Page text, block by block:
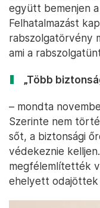
együtt bemenjen
Felhatalmazást
rabszolgatörvény
ami a
„Több
– mondta
Szerinte nem
sőt, a biztonsági
védekeznie
megfélemlítették
ehelyett odajöttek